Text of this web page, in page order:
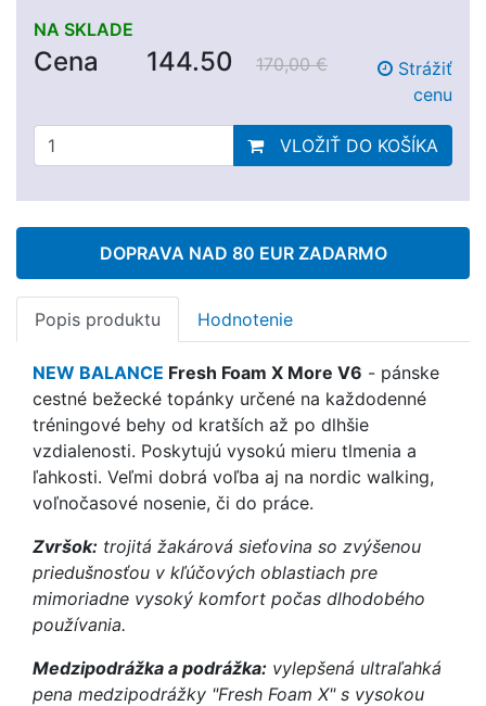
NA SKLADE
Cena 144.50 170,00 €
Strážiť
cenu
VLOŽIŤ DO KOŠÍKA
DOPRAVA NAD 80 EUR ZADARMO
Popis produktu Hodnotenie
NEW BALANCE Fresh Foam X More V6 - pánske
cestné bežecké topánky určené na každodenné
tréningové behy od kratších až po dlhšie
vzdialenosti. Poskytujú vysokú mieru tlmenia a
ľahkosti. Veľmi dobrá voľba aj na nordic walking,
voľnočasové nosenie, či do práce.
Zvršok: trojitá žakárová sieťovina so zvýšenou
priedušnosťou v kľúčových oblastiach pre
mimoriadne vysoký komfort počas dlhodobého
používania.
Medzipodrážka a podrážka: vylepšená ultraľahká
pena medzipodrážky "Fresh Foam X" s vysokou